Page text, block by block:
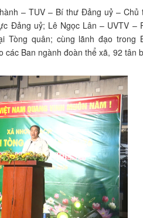
– TUV – Bí thư Đảng uỷ – Chủ
Đảng uỷ; Lê Ngọc Lân – UVTV –
Tòng quân; cùng lãnh đạo trong
Ban ngành đoàn thể xã, 92 tân